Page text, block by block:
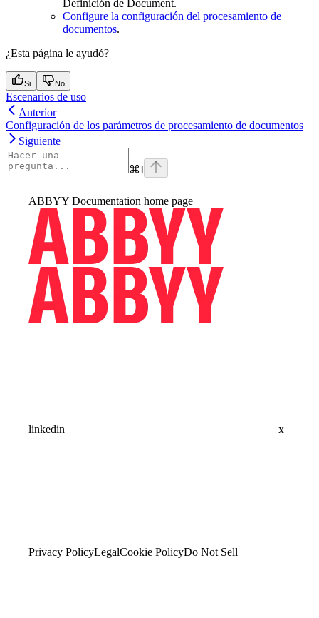
Definición de Document.
Configure la configuración del procesamiento de
documentos.
¿Esta página le ayudó?
Si No
Escenarios de uso
Anterior
Configuración de los parámetros de procesamiento de documentos
Siguiente
⌘I
ABBYY Documentation home page
linkedin x
Privacy PolicyLegalCookie PolicyDo Not Sell